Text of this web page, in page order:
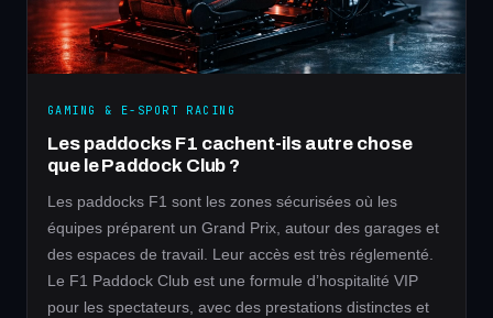
GAMING & E-SPORT RACING
Les paddocks F1 cachent-ils autre chose
que le Paddock Club ?
Les paddocks F1 sont les zones sécurisées où les
équipes préparent un Grand Prix, autour des garages et
des espaces de travail. Leur accès est très réglementé.
Le F1 Paddock Club est une formule d’hospitalité VIP
pour les spectateurs, avec des prestations distinctes et